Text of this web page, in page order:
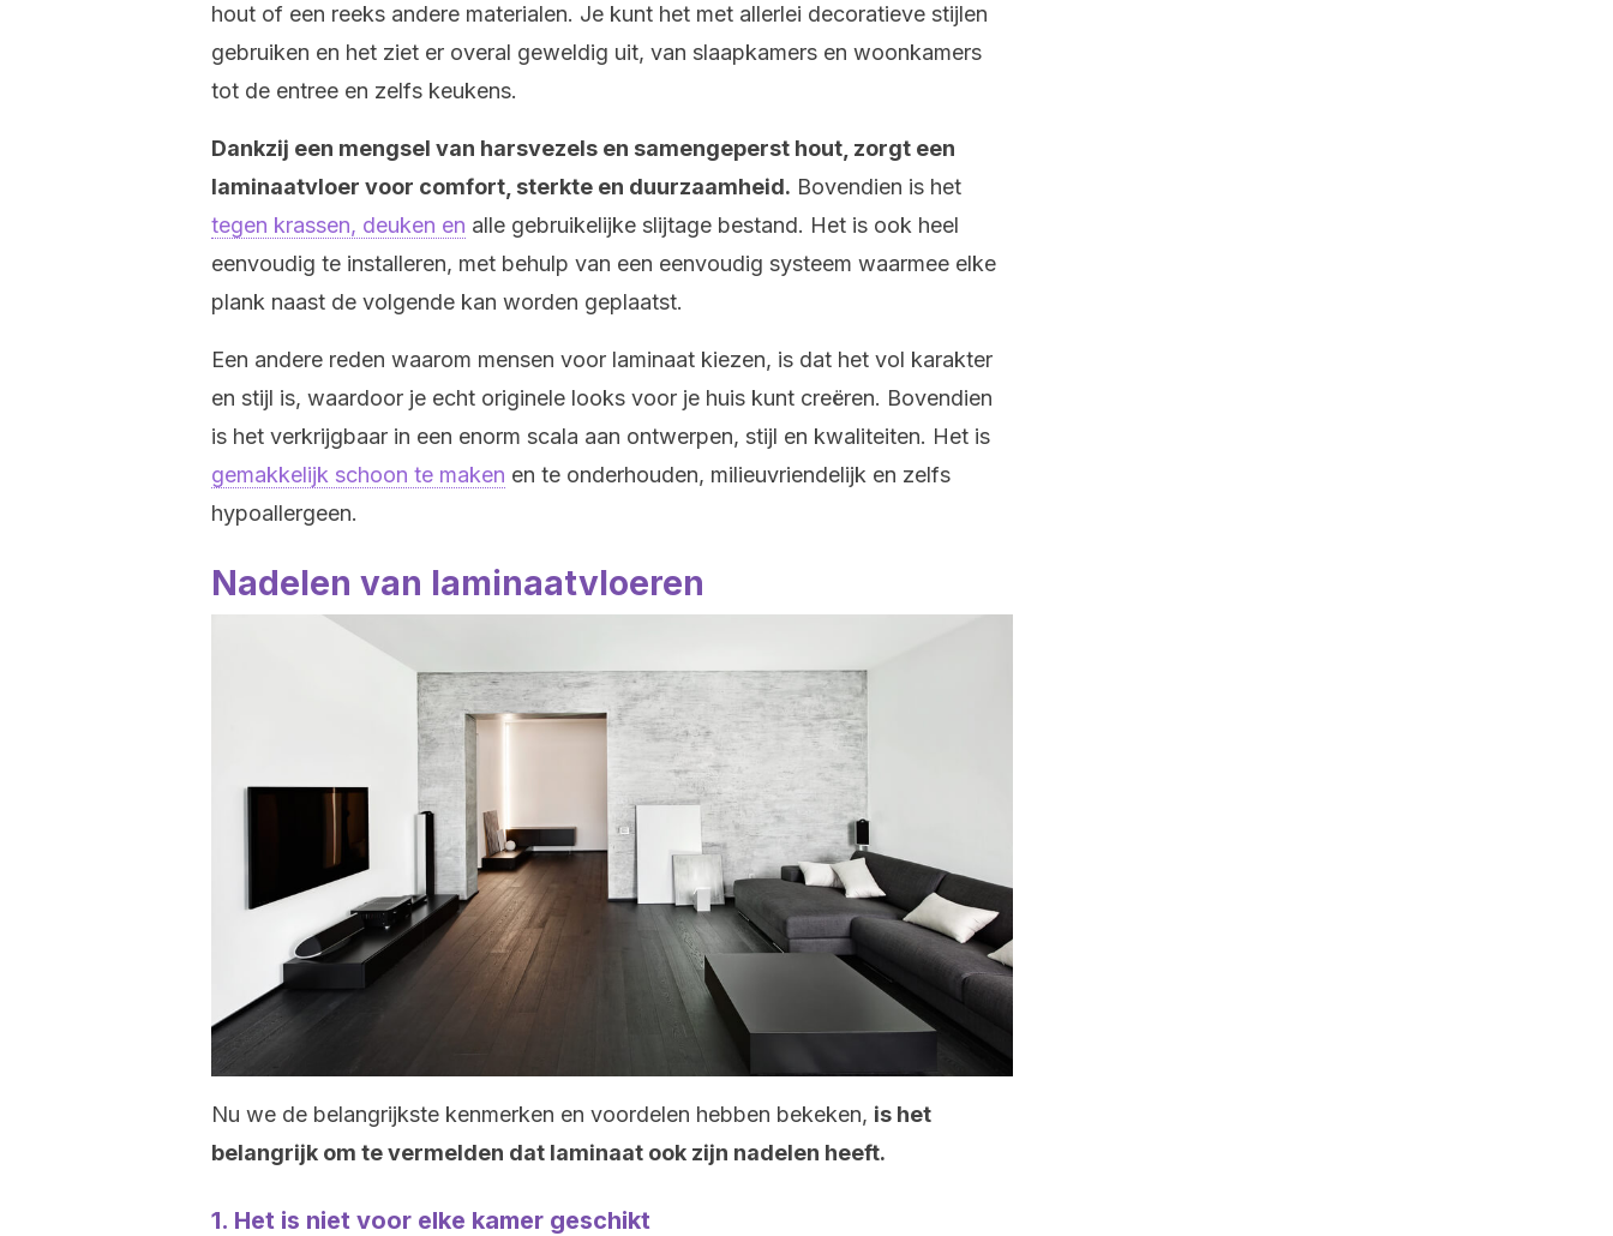
hout of een reeks andere materialen. Je kunt het met allerlei decoratieve stijlen
gebruiken en het ziet er overal geweldig uit, van slaapkamers en woonkamers
tot de entree en zelfs keukens.
Dankzij een mengsel van harsvezels en samengeperst hout, zorgt een
laminaatvloer voor comfort, sterkte en duurzaamheid. Bovendien is het
tegen krassen, deuken en alle gebruikelijke slijtage bestand. Het is ook heel
eenvoudig te installeren, met behulp van een eenvoudig systeem waarmee elke
plank naast de volgende kan worden geplaatst.
Een andere reden waarom mensen voor laminaat kiezen, is dat het vol karakter
en stijl is, waardoor je echt originele looks voor je huis kunt creëren. Bovendien
is het verkrijgbaar in een enorm scala aan ontwerpen, stijl en kwaliteiten. Het is
gemakkelijk schoon te maken en te onderhouden, milieuvriendelijk en zelfs
hypoallergeen.
Nadelen van laminaatvloeren
Nu we de belangrijkste kenmerken en voordelen hebben bekeken, is het
belangrijk om te vermelden dat laminaat ook zijn nadelen heeft.
1. Het is niet voor elke kamer geschikt